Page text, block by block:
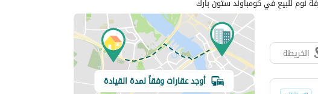
الخريطة
أوجد عقارات وفقاً لمدة القيادة